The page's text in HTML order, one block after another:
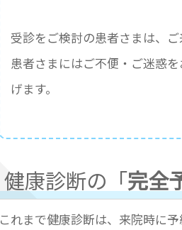
受診をご検討の患者さまは、
患者さまにはご不便・ご迷惑
げます。
健康診断の「完全
これまで健康診断は、来院時に